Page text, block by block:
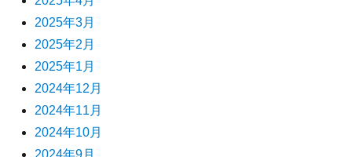
2025年3月
2025年2月
2025年1月
2024年12月
2024年11月
2024年10月
2024年9月